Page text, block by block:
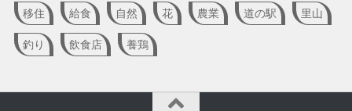
移住 給食 自然 花 農業 道の駅 里山
釣り 飲食店 養鶏